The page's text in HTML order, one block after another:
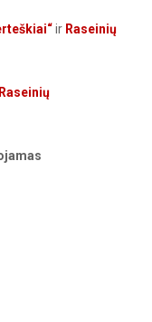
ir Raseinių